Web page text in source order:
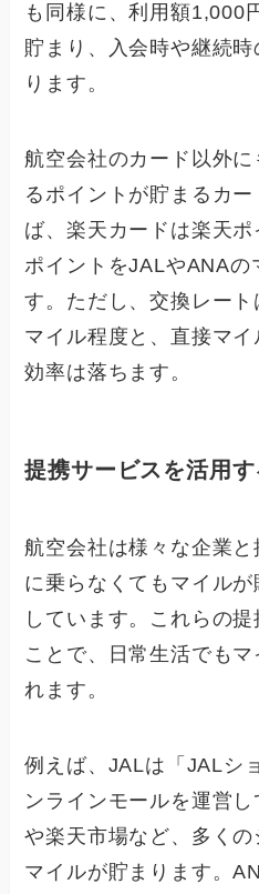
も同様に、利用額1,000
貯まり、入会時や継続
ります。
航空会社のカード以外
るポイントが貯まるカ
ば、楽天カードは楽天
ポイントをJALやANAの
す。ただし、交換レー
マイル程度と、直接マ
効率は落ちます。
提携サービスを活用す
航空会社は様々な企業
に乗らなくてもマイル
しています。これらの
ことで、日常生活でも
れます。
例えば、JALは「JALシ
ンラインモールを運営
や楽天市場など、多く
マイルが貯まります。